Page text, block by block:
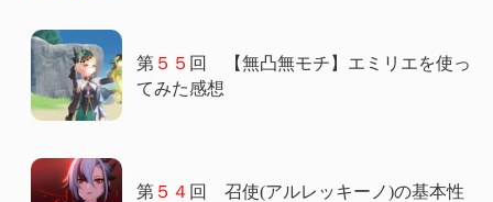
第５５ 回 【無凸無モチ】エミリエを使っ
てみた感想
第５４ 回 召使(アルレッキーノ)の基本性